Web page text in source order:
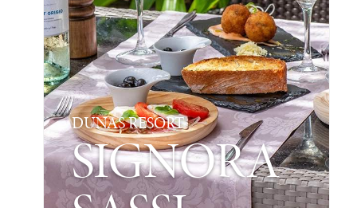
DUNAS RESORT
SIGNORA